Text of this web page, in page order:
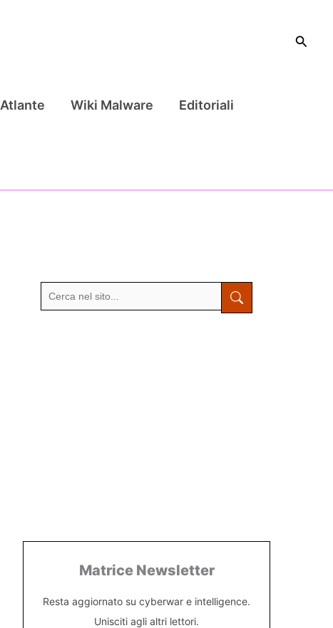
Cerca
Atlante Wiki Malware Editoriali
Matrice Newsletter
Resta aggiornato su cyberwar e intelligence.
Unisciti agli altri lettori.